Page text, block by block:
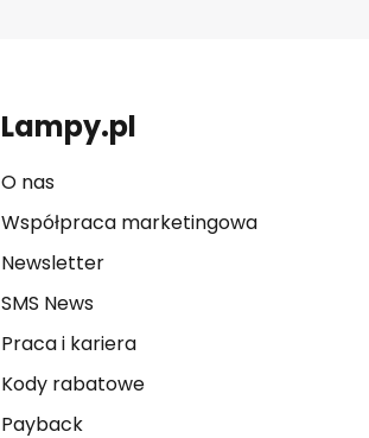
Lampy.pl
O nas
Współpraca marketingowa
Newsletter
SMS News
Praca i kariera
Kody rabatowe
Payback